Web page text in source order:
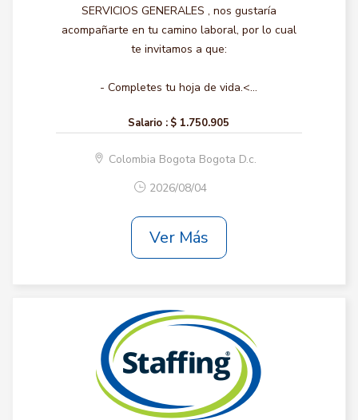
SERVICIOS GENERALES , nos gustaría
acompañarte en tu camino laboral, por lo cual
te invitamos a que:
- Completes tu hoja de vida.<...
Salario : $ 1.750.905
Colombia Bogota Bogota D.c.
2026/08/04
Ver Más